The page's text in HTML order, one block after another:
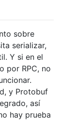
sobre
serializar,
Y si en el
por RPC, no
y Protobuf
así
hay prueba